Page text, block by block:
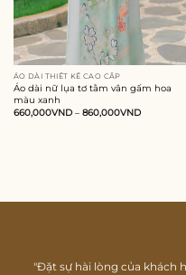
ÁO DÀI THIẾT KẾ CAO CẤP
Áo dài nữ lụa tơ tằm vân gấm hoa
màu xanh
660,000VND– 860,000VND
"Đặt sự hài lòng của khách